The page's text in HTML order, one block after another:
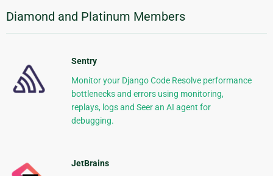
Diamond and Platinum Members
Sentry
Monitor your Django Code Resolve performance
bottlenecks and errors using monitoring,
replays, logs and Seer an AI agent for
debugging.
JetBrains